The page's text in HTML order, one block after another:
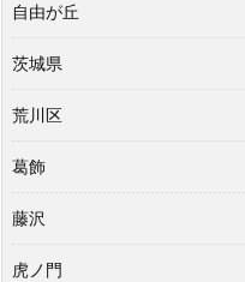
自由が丘
茨城県
荒川区
葛飾
藤沢
虎ノ門